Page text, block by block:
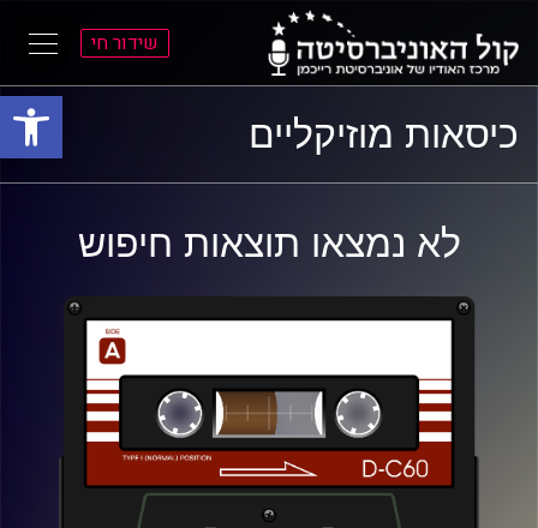
פתח
התפריט
הראשי
התוכן
הראשי
שידור חי
כיסאות מוזיקליים
לא נמצאו תוצאות חיפוש